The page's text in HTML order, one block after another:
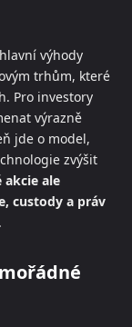
výhody
trhům, které
Pro investory
výrazně
jde o model,
zvýšit
akcie ale
custody a práv